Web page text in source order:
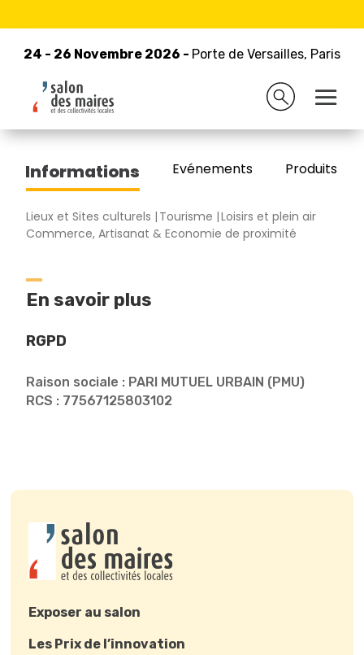
24 - 26 Novembre 2026 - Porte de Versailles, Paris
24 - 26 Novembre 2026 - Porte de Versailles, Paris
Retour à la liste des exposants
PMU
Informations Evénements Produits/
Lieux et Sites culturels Tourisme Loisirs et plein air
Commerce, Artisanat & Economie de proximité
En savoir plus
RGPD
Raison sociale : PARI MUTUEL URBAIN (PMU)
RCS : 77567125803102
Exposer au salon
Les Prix de l’innovation